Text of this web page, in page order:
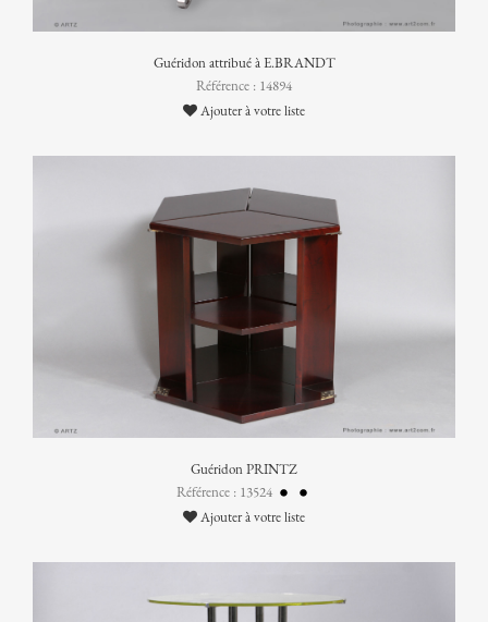
Guéridon attribué à E.BRANDT
Référence : 14894
Ajouter à votre liste
Guéridon PRINTZ
Référence : 13524
Ajouter à votre liste